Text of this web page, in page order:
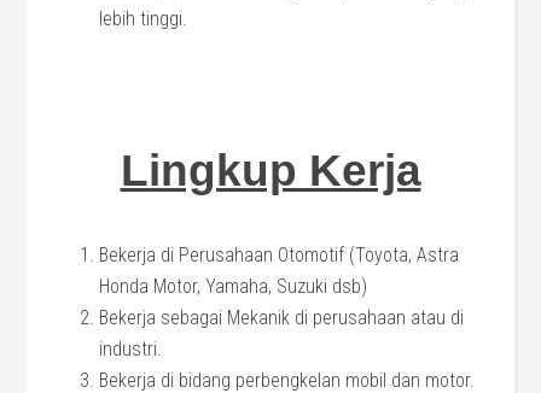
lebih tinggi.
Lingkup Kerja
Bekerja di Perusahaan Otomotif (Toyota, Astra
Honda Motor, Yamaha, Suzuki dsb)
Bekerja sebagai Mekanik di perusahaan atau di
industri.
Bekerja di bidang perbengkelan mobil dan motor.